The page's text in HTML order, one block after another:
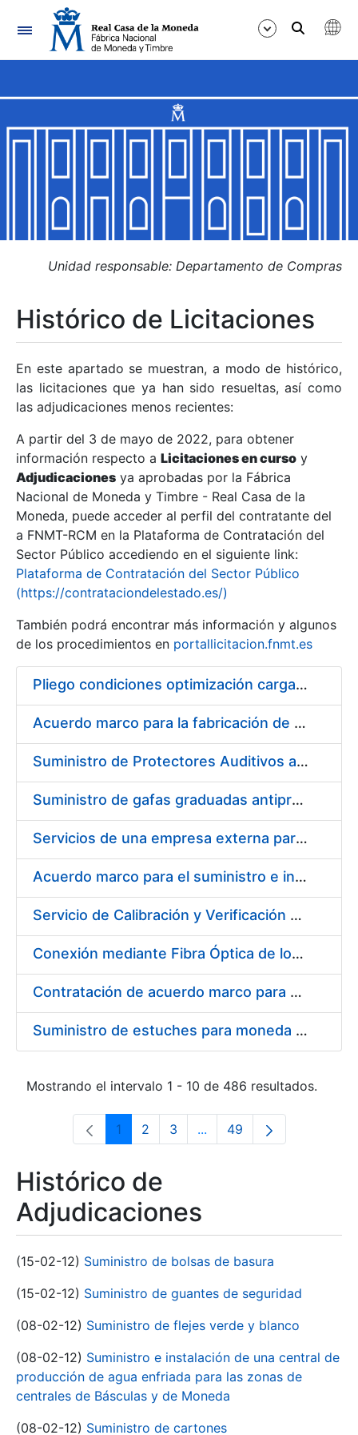
Navegación
Mostrar/Ocultar
Mostrar/Ocultar
Mostrar/Ocultar
Mostrar/Ocultar
Mostrar/Ocultar
Mostrar/Ocultar
Unidad responsable: Departamento de Compras
Histórico de Licitaciones
En este apartado se muestran, a modo de histórico,
las licitaciones que ya han sido resueltas, así como
las adjudicaciones menos recientes:
A partir del 3 de mayo de 2022, para obtener
información respecto a Licitaciones en curso y
Adjudicaciones ya aprobadas por la Fábrica
Nacional de Moneda y Timbre - Real Casa de la
Moneda, puede acceder al perfil del contratante del
a FNMT-RCM en la Plataforma de Contratación del
Sector Público accediendo en el siguiente link:
Plataforma de Contratación del Sector Público
(https://contrataciondelestado.es/)
También podrá encontrar más información y algunos
de los procedimientos en portallicitacion.fnmt.es
Pliego condiciones optimización cargas compras firmado
Acuerdo marco para la fabricación de piezas
Suministro de Protectores Auditivos a medida para las personas trabajadoras de los Centros de Trabajo de Madrid y Burgos
Suministro de gafas graduadas antiproyecciones para los trabajadores de la FNMT-RCM en los centros de trabajo de Madrid y Burgos
Servicios de una empresa externa para el asesoramiento y resolución de los recursos de alzada que se presentan relacionados con procesos de selección para la FNMT-RCM
Acuerdo marco para el suministro e instalación de persianas, estores y otros complementos
Servicio de Calibración y Verificación Externa de los Equipos de Medición del Servicio de Prevención de la FNMT-RCM
Conexión mediante Fibra Óptica de los Centros de Proceso de Datos (CPDs) de las sedes de la FNMT-RCM de Burgos y Madrid
Contratación de acuerdo marco para el Suministro de Material de Electricidad para la Fábrica Nacional de Moneda y Timbre-Real Casa de la Moneda en su centro de trabajo de Burgos
Suministro de estuches para moneda de 30 €
Mostrando el intervalo 1 - 10 de 486 resultados.
Página
1 Página
2 Página
3 ...Páginas intermedias Use
Página
49
Histórico de
Adjudicaciones
(15-02-12) Suministro de bolsas de basura
(15-02-12) Suministro de guantes de seguridad
(08-02-12) Suministro de flejes verde y blanco
(08-02-12) Suministro e instalación de una central de
producción de agua enfriada para las zonas de
centrales de Básculas y de Moneda
(08-02-12) Suministro de cartones